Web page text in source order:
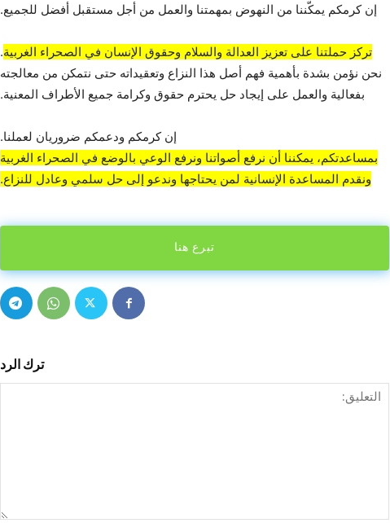
إن كرمكم يمكّننا من النهوض بمهمتنا والعمل من أجل مستقبل أفضل للجميع.
تركز حملتنا على تعزيز العدالة والسلام وحقوق الإنسان في الصحراء الغربية.
نحن نؤمن بشدة بأهمية فهم أصل هذا النزاع وتعقيداته حتى نتمكن من معالجته
بفعالية والعمل على إيجاد حل يحترم حقوق وكرامة جميع الأطراف المعنية.
إن كرمكم ودعمكم ضروريان لعملنا.
بمساعدتكم، يمكننا أن نرفع أصواتنا ونرفع الوعي بالوضع في الصحراء الغربية
ونقدم المساعدة الإنسانية لمن يحتاجها وندعو إلى حل سلمي وعادل للنزاع.
تبرع هنا
ترك الرد